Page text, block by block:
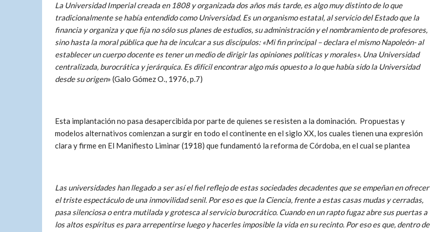
La Universidad Imperial creada en 1808 y organizada dos años más tarde, es algo muy distinto de lo que
tradicionalmente se había entendido como Universidad. Es un organismo estatal, al servicio del Estado que la
financia y organiza y que fija no sólo sus planes de estudios, su administración y el nombramiento de profesores,
sino hasta la moral pública que ha de inculcar a sus discípulos: «Mi fin principal – declara el mismo Napoleón- al
establecer un cuerpo docente es tener un medio de dirigir las opiniones políticas y morales». Una Universidad
centralizada, burocrática y jerárquica. Es difícil encontrar algo más opuesto a lo que había sido la Universidad
desde su origen» (Galo Gómez O., 1976, p.7)
Esta implantación no pasa desapercibida por parte de quienes se resisten a la dominación. Propuestas y
modelos alternativos comienzan a surgir en todo el continente en el siglo XX, los cuales tienen una expresión
clara y firme en El Manifiesto Liminar (1918) que fundamentó la reforma de Córdoba, en el cual se plantea
Las universidades han llegado a ser así el fiel reflejo de estas sociedades decadentes que se empeñan en ofrecer
el triste espectáculo de una inmovilidad senil. Por eso es que la Ciencia, frente a estas casas mudas y cerradas,
pasa silenciosa o entra mutilada y grotesca al servicio burocrático. Cuando en un rapto fugaz abre sus puertas a
los altos espíritus es para arrepentirse luego y hacerles imposible la vida en su recinto. Por eso es que, dentro de